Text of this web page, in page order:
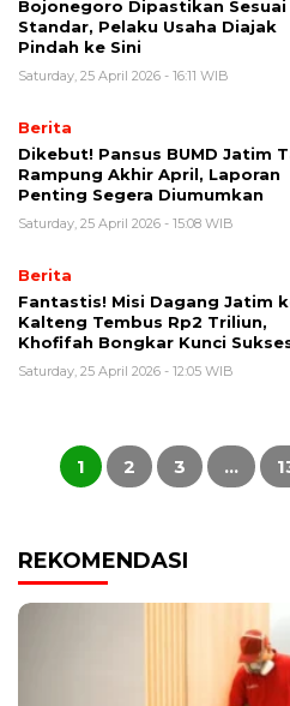
Bojonegoro Dipastikan Sesuai
Standar, Pelaku Usaha Diajak
Pindah ke Sini
Saturday, 25 April 2026 - 16:11 WIB
Berita
Dikebut! Pansus BUMD Jatim
Rampung Akhir April, Laporan
Penting Segera Diumumkan
Saturday, 25 April 2026 - 15:08 WIB
Berita
Fantastis! Misi Dagang Jatim
Kalteng Tembus Rp2 Triliun,
Khofifah Bongkar Kunci
Saturday, 25 April 2026 - 12:05 WIB
Posts
pagination
1 2 3 …
REKOMENDASI